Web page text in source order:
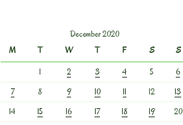
December 2020
M
T W T F S
S
1
2 3 4 5
6
7
8 9 10 11 12
13
14
15 16 17 18 19
20